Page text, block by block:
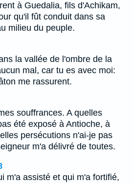
à Guedalia, fils d'Achikam,
qu'il fût conduit dans sa
milieu du peuple.
la vallée de l'ombre de la
mal, car tu es avec moi:
me rassurent.
souffrances. A quelles
été exposé à Antioche, à
persécutions n'ai-je pas
m'a délivré de toutes.
m'a assisté et qui m'a fortifié,